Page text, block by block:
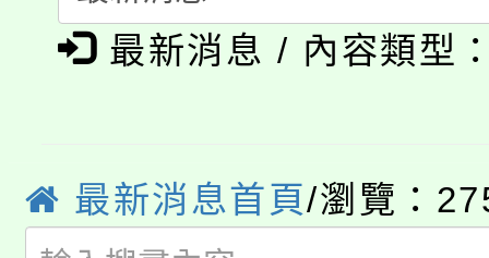
程
「本色祭」8/29、30在
8/21下午1時於龍潭區
局官網。
8月14至27日，桃園電
開!
115年桃園市運動會8/
最新消息 / 內容類型
最新消息首頁/瀏覽：